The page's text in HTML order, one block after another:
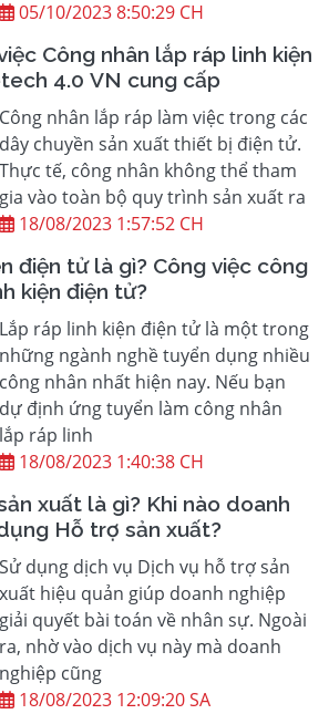
05/10/2023 8:50:29 CH
Công nhân lắp ráp linh kiện
4.0 VN cung cấp
Công nhân lắp ráp làm việc trong các
dây chuyền sản xuất thiết bị điện tử.
Thực tế, công nhân không thể tham
gia vào toàn bộ quy trình sản xuất ra
18/08/2023 1:57:52 CH
điện tử là gì? Công việc công
kiện điện tử?
Lắp ráp linh kiện điện tử là một trong
những ngành nghề tuyển dụng nhiều
công nhân nhất hiện nay. Nếu bạn
dự định ứng tuyển làm công nhân
lắp ráp linh
18/08/2023 1:40:38 CH
xuất là gì? Khi nào doanh
Hỗ trợ sản xuất?
Sử dụng dịch vụ Dịch vụ hỗ trợ sản
xuất hiệu quản giúp doanh nghiệp
giải quyết bài toán về nhân sự. Ngoài
ra, nhờ vào dịch vụ này mà doanh
nghiệp cũng
18/08/2023 12:09:20 SA